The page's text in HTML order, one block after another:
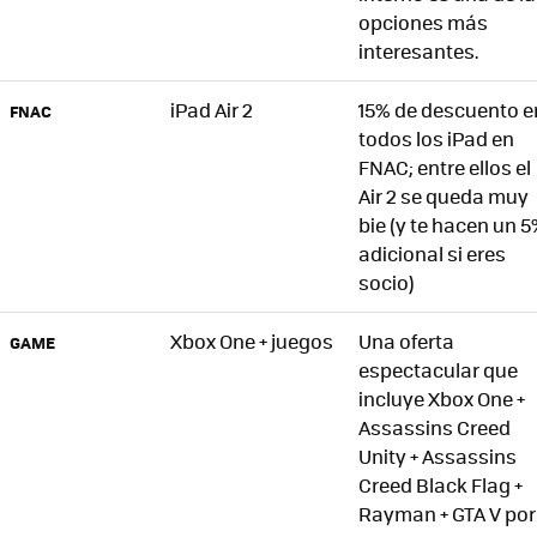
opciones más
interesantes.
FNAC iPad Air 2
15% de descuento
todos los iPad en
FNAC; entre ellos el
Air 2 se queda muy
bie (y te hacen un
adicional si eres
socio)
GAME Xbox One + juegos
Una oferta
espectacular que
incluye Xbox One +
Assassins Creed
Unity + Assassins
Creed Black Flag +
Rayman + GTA V por